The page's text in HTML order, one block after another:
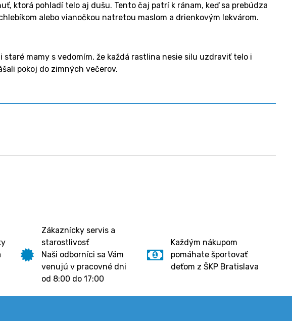
ktorá pohladí telo aj dušu. Tento čaj patrí k ránam, keď sa prebúdza
alebo vianočkou natretou maslom a drienkovým lekvárom.
mamy s vedomím, že každá rastlina nesie silu uzdraviť telo i
pokoj do zimných večerov.
Zákaznícky servis a
starostlivosť
Naši odborníci sa Vám
venujú v pracovné dni
od 8:00 do 17:00
Každým nákupom
pomáhate športovať
deťom z ŠKP Bratislava